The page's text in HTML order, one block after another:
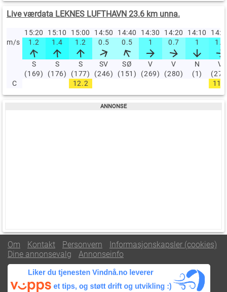
Live værdata LEKNES LUFTHAVN 23.6 km unna.
15:20 15:10 15:00 14:50 14:40 14:30 14:20 14:10
m/s
1.2 1.4 1.2 0.5 0.5 1 0.7 1 1.1
S
(169)
S
(176)
S
(177)
SV
(246)
SØ
(151)
V
(269)
V
(280)
N
(1)
V
C
12.2
Om Kontakt Personvern
Informasjonskapsler (cookies)
Dine annonsevalg
Annonseinfo